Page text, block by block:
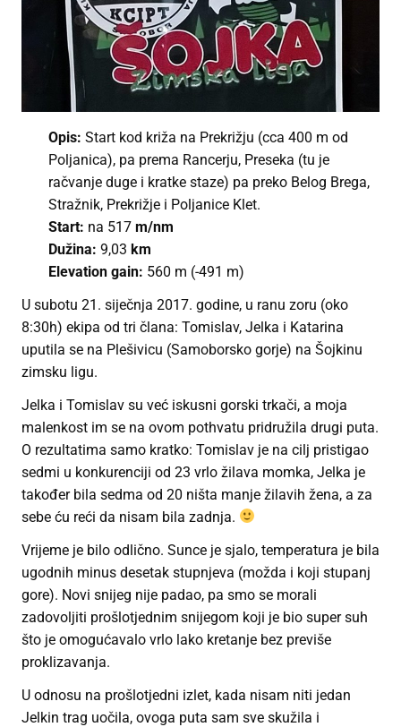
Opis: Start kod križa na Prekrižju (cca 400 m od
Poljanica), pa prema Rancerju, Preseka (tu je
račvanje duge i kratke staze) pa preko Belog Brega,
Stražnik, Prekrižje i Poljanice Klet.
Start: na 517 m/nm
Dužina: 9,03 km
Elevation gain: 560 m (-491 m)
U subotu 21. siječnja 2017. godine, u ranu zoru (oko
8:30h) ekipa od tri člana: Tomislav, Jelka i Katarina
uputila se na Plešivicu (Samoborsko gorje) na Šojkinu
zimsku ligu.
Jelka i Tomislav su već iskusni gorski trkači, a moja
malenkost im se na ovom pothvatu pridružila drugi puta.
O rezultatima samo kratko: Tomislav je na cilj pristigao
sedmi u konkurenciji od 23 vrlo žilava momka, Jelka je
također bila sedma od 20 ništa manje žilavih žena, a za
sebe ću reći da nisam bila zadnja.
Vrijeme je bilo odlično. Sunce je sjalo, temperatura je bila
ugodnih minus desetak stupnjeva (možda i koji stupanj
gore). Novi snijeg nije padao, pa smo se morali
zadovoljiti prošlotjednim snijegom koji je bio super suh
što je omogućavalo vrlo lako kretanje bez previše
proklizavanja.
U odnosu na prošlotjedni izlet, kada nisam niti jedan
Jelkin trag uočila, ovoga puta sam sve skužila i